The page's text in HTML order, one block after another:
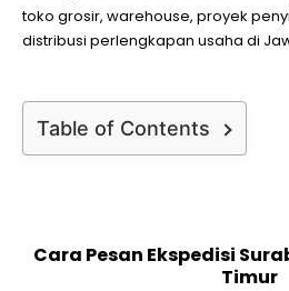
toko grosir, warehouse, proyek
distribusi perlengkapan usaha di
Table of Contents
Cara Pesan Ekspedisi
Timur